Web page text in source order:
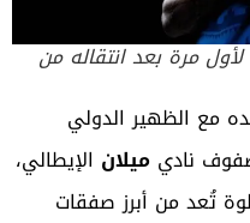
مرة بعد انتقاله من
مع الظهير الدولي
نادي ميلان الإيطالي،
تُعد من أبرز صفقات